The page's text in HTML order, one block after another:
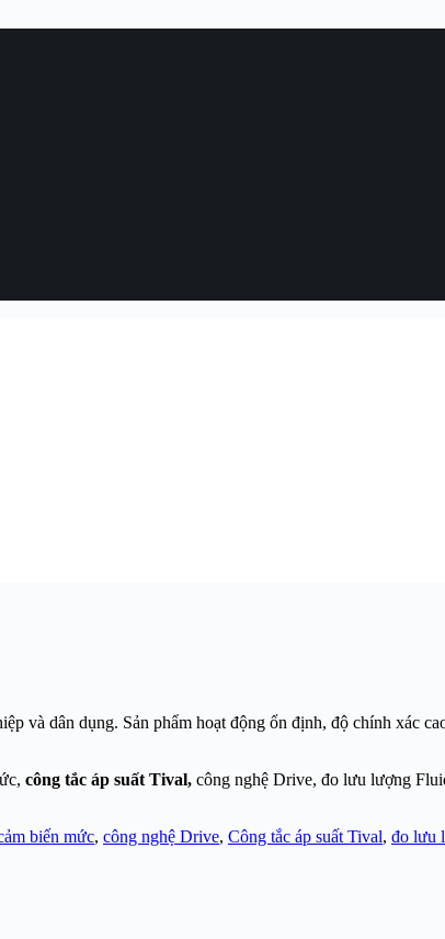
và dân dụng. Sản phẩm hoạt động ổn định, độ chính xác
công tắc áp suất Tival, công nghệ Drive, đo lưu lượng
biến mức, công nghệ Drive, Công tắc áp suất Tival, đo lưu